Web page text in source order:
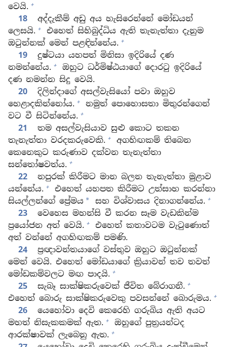
වෙයි. +
18
අද්දැකීම් අඩු අය හැසිරෙන්නේ මෝඩයන්
ලෙසයි. +
එහෙත් සිහිබුද්ධිය ඇති තැනැත්තා දැනුම
ඔටුන්නක් මෙන් පළඳින්නේය. +
19
දුෂ්ටයා යහපත් මිනිසා ඉදිරියේ දණ
නමන්නේය. +
ඔහුට ධර්මිෂ්ඨයාගේ දොරටු ඉදිරියේ
දණ නමන්න සිදු වෙයි.
20
දිලින්දාගේ අසල්වැසියෝ පවා ඔහුව
හෙළාදකින්නෝය. +
නමුත් පොහොසතා මිතුරන්ගෙන්
වට වී සිටින්නේය. +
21
තම අසල්වැසියාව සුළු කොට තකන
තැනැත්තා වරදකරුවෙකි. +
අගහිඟකම් තිබෙන
කෙනෙකුට කරුණාව දක්වන තැනැත්තා
සන්තෝෂවත්ය. +
22
නපුරක් කිරීමට මාන බලන තැනැත්තා මුළාව
යන්නේය. +
එහෙත් යහපත කිරීමට උත්සාහ කරන්නා
සියල්ලන්ගේ ප්‍රේමය * සහ විශ්වාසය දිනාගන්නේය. +
23
වෙහෙස මහන්සි වී කරන සෑම වැඩකින්ම
ප්‍රයෝජන අත් වෙයි. +
එහෙත් කතාවටම වැටුණොත්
අත් වන්නේ අගහිඟකම් පමණි.
24
ප්‍රඥාවන්තයාගේ වස්තුව ඔහුට ඔටුන්නක්
මෙන් වෙයි. එහෙත් මෝඩයාගේ ක්‍රියාවන් තව තවත්
මෝඩකම්වලට මඟ පාදයි. +
25 සැබෑ සාක්ෂිකරුවෙක් ජීවිත බේරාගනී. +
එහෙත් බොරු සාක්ෂිකරුවෙකු පවසන්නේ බොරුමය. +
26
යෙහෝවා දෙවි කෙරෙහි ගරුබිය ඇති අයට
මහත් නිසැකකමක් ඇත. +
ඔහුගේ පුත්‍රයන්ටද
ආරක්ෂාවක් ලැබෙනු ඇත. +